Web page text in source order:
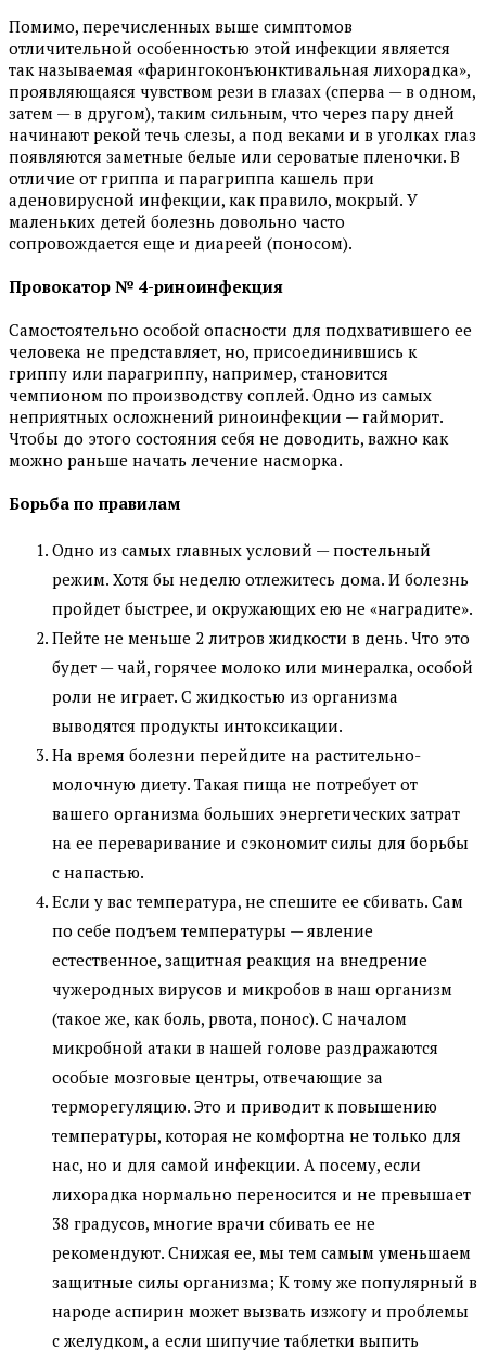
Помимо, перечисленных выше симптомов
отличительной особенностью этой инфекции является
так называемая «фарингоконъюнктивальная лихорадка»,
проявляющаяся чувством рези в глазах (сперва — в одном,
затем — в другом), таким сильным, что через пару дней
начинают рекой течь слезы, а под веками и в уголках глаз
появляются заметные белые или сероватые пленочки. В
отличие от гриппа и парагриппа кашель при
аденовирусной инфекции, как правило, мокрый. У
маленьких детей болезнь довольно часто
сопровождается еще и диареей (поносом).
Провокатор № 4-риноинфекция
Самостоятельно особой опасности для подхватившего ее
человека не представляет, но, присоединившись к
гриппу или парагриппу, например, становится
чемпионом по производству соплей. Одно из самых
неприятных осложнений риноинфекции — гайморит.
Чтобы до этого состояния себя не доводить, важно как
можно раньше начать лечение насморка.
Борьба по правилам
Одно из самых главных условий — постельный
режим. Хотя бы неделю отлежитесь дома. И болезнь
пройдет быстрее, и окружающих ею не «наградите».
Пейте не меньше 2 литров жидкости в день. Что это
будет — чай, горячее молоко или минералка, особой
роли не играет. С жидкостью из организма
выводятся продукты интоксикации.
На время болезни перейдите на растительно-
молочную диету. Такая пища не потребует от
вашего организма больших энергетических затрат
на ее переваривание и сэкономит силы для борьбы
с напастью.
Если у вас температура, не спешите ее сбивать. Сам
по себе подъем температуры — явление
естественное, защитная реакция на внедрение
чужеродных вирусов и микробов в наш организм
(такое же, как боль, рвота, понос). С началом
микробной атаки в нашей голове раздражаются
особые мозговые центры, отвечающие за
терморегуляцию. Это и приводит к повышению
температуры, которая не комфортна не только для
нас, но и для самой инфекции. А посему, если
лихорадка нормально переносится и не превышает
38 градусов, многие врачи сбивать ее не
рекомендуют. Снижая ее, мы тем самым уменьшаем
защитные силы организма; К тому же популярный в
народе аспирин может вызвать изжогу и проблемы
с желудком, а если шипучие таблетки выпить